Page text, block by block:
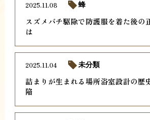
スズメバチ駆除で防護服を着た後の
は
2025.11.08 蜂
詰まりが生まれる場所浴室設計の歴
陥
2025.11.04 未分類